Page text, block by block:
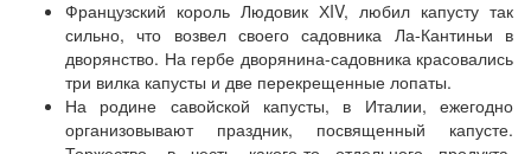
Французский король Людовик ХIV, любил капусту так
сильно, что возвел своего садовника Ла-Кантиньи в
дворянство. На гербе дворянина-садовника красовались
три вилка капусты и две перекрещенные лопаты.
На родине савойской капусты, в Италии, ежегодно
организовывают праздник, посвященный капусте.